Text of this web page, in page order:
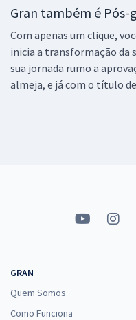
Gran também é Pós-
Com apenas um clique,
inicia a transformação da
sua jornada rumo a
almeja, e já com o título
GRAN
Quem Somos
Como Funciona